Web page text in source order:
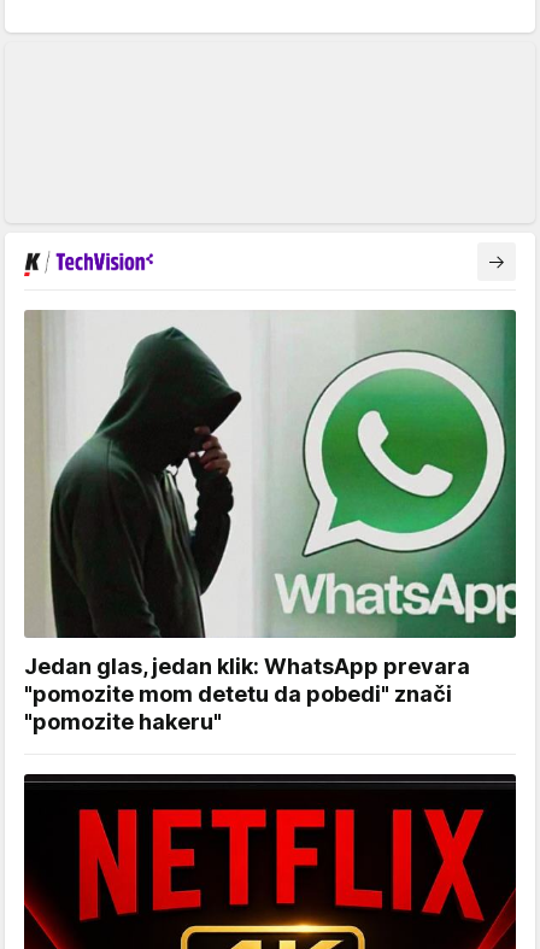
Jedan glas, jedan klik: WhatsApp prevara
"pomozite mom detetu da pobedi" znači
"pomozite hakeru"